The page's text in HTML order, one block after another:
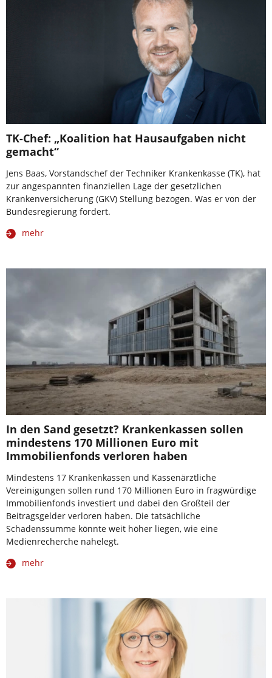
TK-Chef: „Koalition hat Hausaufgaben nicht
gemacht“
Jens Baas, Vorstandschef der Techniker Krankenkasse (TK), hat
zur angespannten finanziellen Lage der gesetzlichen
Krankenversicherung (GKV) Stellung bezogen. Was er von der
Bundesregierung fordert.
mehr
In den Sand gesetzt? Krankenkassen sollen
mindestens 170 Millionen Euro mit
Immobilienfonds verloren haben
Mindestens 17 Krankenkassen und Kassenärztliche
Vereinigungen sollen rund 170 Millionen Euro in fragwürdige
Immobilienfonds investiert und dabei den Großteil der
Beitragsgelder verloren haben. Die tatsächliche
Schadenssumme könnte weit höher liegen, wie eine
Medienrecherche nahelegt.
mehr